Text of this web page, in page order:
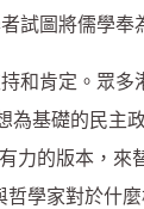
試圖將儒學
和肯定。眾
基礎的民主
的版本，
哲學家對於什